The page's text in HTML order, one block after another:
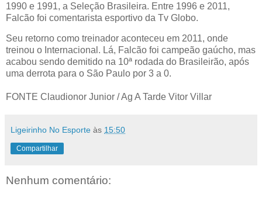
1990 e 1991, a Seleção Brasileira. Entre 1996 e 2011,
Falcão foi comentarista esportivo da Tv Globo.
Seu retorno como treinador aconteceu em 2011, onde
treinou o Internacional. Lá, Falcão foi campeão gaúcho, mas
acabou sendo demitido na 10ª rodada do Brasileirão, após
uma derrota para o São Paulo por 3 a 0.
FONTE Claudionor Junior / Ag A Tarde Vitor Villar
Ligeirinho No Esporte às 15:50
Compartilhar
Nenhum comentário: